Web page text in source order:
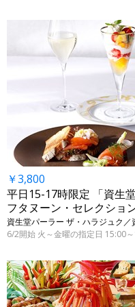
￥3,800
平日15-17時限定 「資生
フタヌーン・セレクショ
資生堂パーラー ザ・ハラジュク／
6/2開始 火～金曜の指定日 15:00